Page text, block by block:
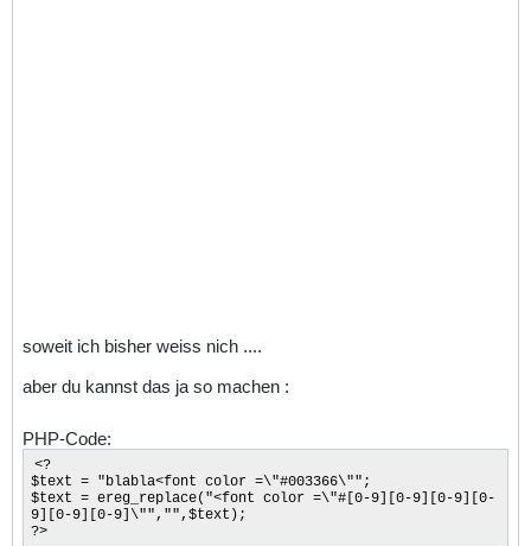
soweit ich bisher weiss nich ....
aber du kannst das ja so machen :
PHP-Code:
<?
$text = "blabla<font color =\"#003366\"";
$text = ereg_replace("<font color =\"#[0-9][0-9][0-9][0-
9][0-9][0-9]\"","",$text);
?>